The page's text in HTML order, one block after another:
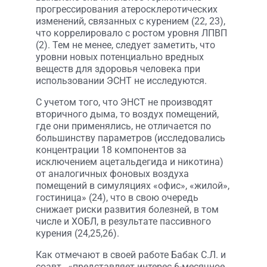
прогрессирования атеросклеротических
изменений, связанных с курением (22, 23),
что коррелировало с ростом уровня ЛПВП
(2). Тем не менее, следует заметить, что
уровни новых потенциально вредных
веществ для здоровья человека при
использовании ЭСНТ не исследуются.
С учетом того, что ЭНСТ не производят
вторичного дыма, то воздух помещений,
где они применялись, не отличается по
большинству параметров (исследовались
концентрации 18 компонентов за
исключением ацетальдегида и никотина)
от аналогичных фоновых воздуха
помещений в симуляциях «офис», «жилой»,
гостиница» (24), что в свою очередь
снижает риски развития болезней, в том
числе и ХОБЛ, в результате пассивного
курения (24,25,26).
Как отмечают в своей работе Бабак С.Л. и